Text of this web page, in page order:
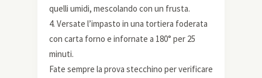
quelli umidi, mescolando con un frusta.
4. Versate l’impasto in una tortiera foderata
con carta forno e infornate a 180° per 25
minuti.
Fate sempre la prova stecchino per verificare